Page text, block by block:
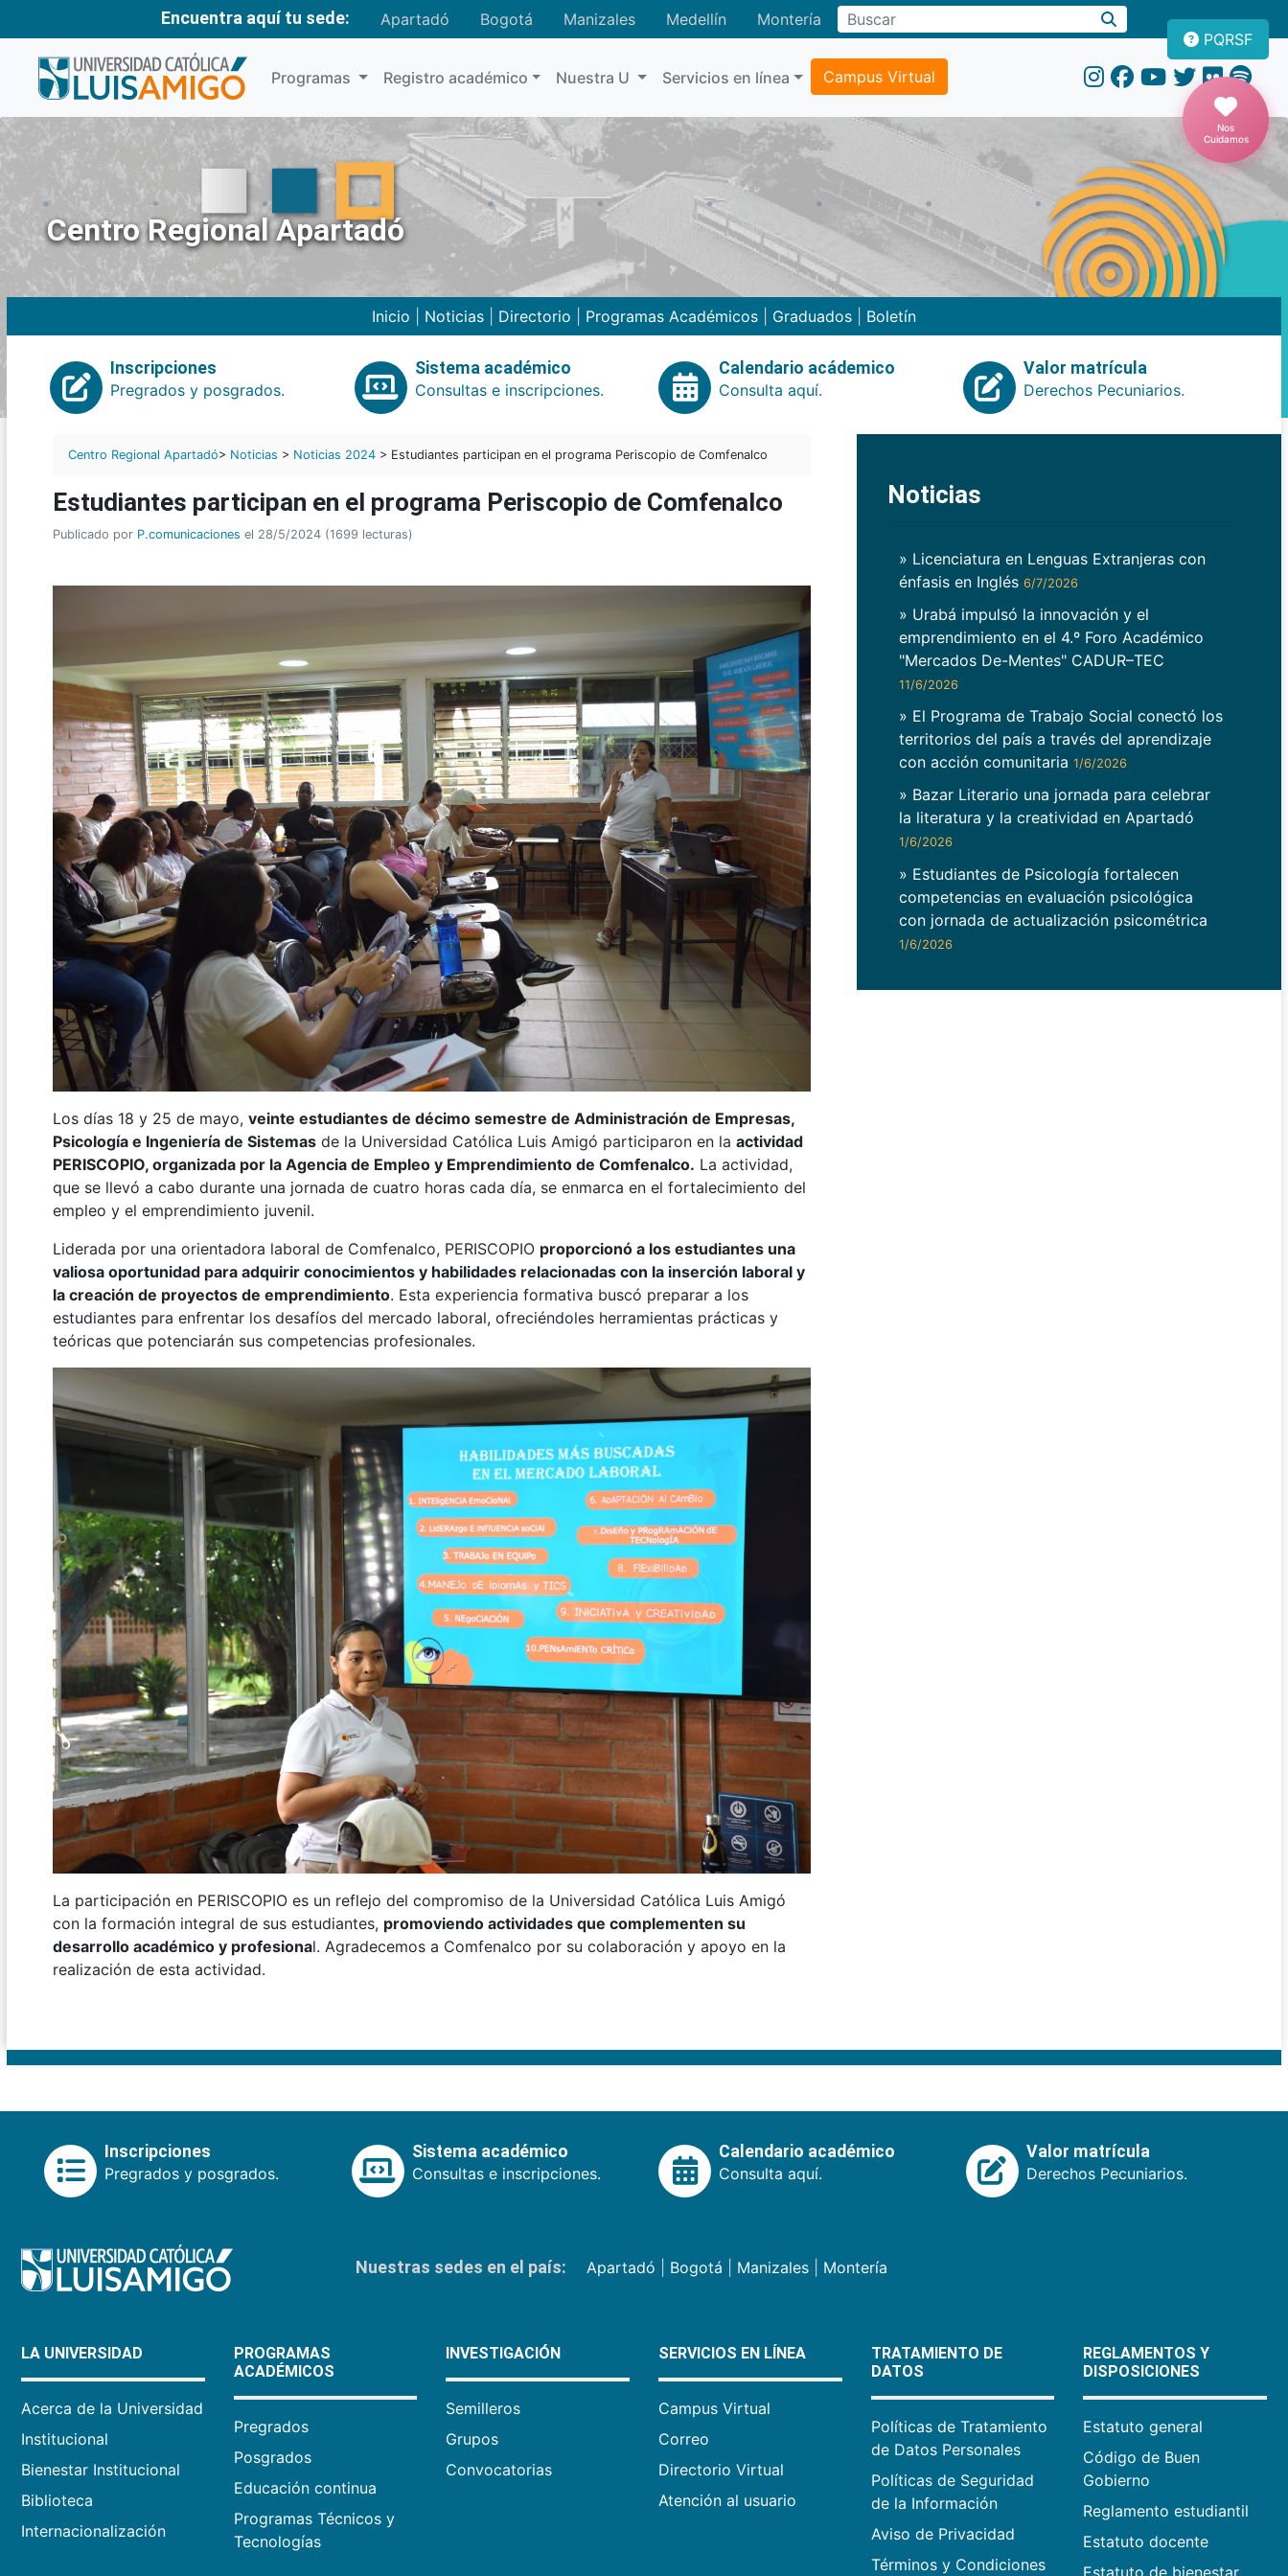
Encuentra aquí tu sede: Apartadó Bogotá Manizales Medellín Montería
Programas Registro académico Nuestra U Servicios en línea Campus Virtual
PQRSF
Nos
Cuidamos
Centro Regional Apartadó
Inicio Noticias Directorio Programas Académicos Graduados Boletín
Inscripciones
Pregrados y posgrados.
Sistema académico
Consultas e inscripciones.
Calendario acádemico
Consulta aquí.
Valor matrícula
Derechos Pecuniarios.
Centro Regional Apartadó> Noticias > Noticias 2024 > Estudiantes participan en el programa Periscopio de Comfenalco
Estudiantes participan en el programa Periscopio de Comfenalco
Publicado por P.comunicaciones el 28/5/2024 (1699 lecturas)
Los días 18 y 25 de mayo, veinte estudiantes de décimo semestre de Administración de Empresas,
Psicología e Ingeniería de Sistemas de la Universidad Católica Luis Amigó participaron en la actividad
PERISCOPIO, organizada por la Agencia de Empleo y Emprendimiento de Comfenalco. La actividad,
que se llevó a cabo durante una jornada de cuatro horas cada día, se enmarca en el fortalecimiento del
empleo y el emprendimiento juvenil.
Liderada por una orientadora laboral de Comfenalco, PERISCOPIO proporcionó a los estudiantes una
valiosa oportunidad para adquirir conocimientos y habilidades relacionadas con la inserción laboral y
la creación de proyectos de emprendimiento. Esta experiencia formativa buscó preparar a los
estudiantes para enfrentar los desafíos del mercado laboral, ofreciéndoles herramientas prácticas y
teóricas que potenciarán sus competencias profesionales.
La participación en PERISCOPIO es un reflejo del compromiso de la Universidad Católica Luis Amigó
con la formación integral de sus estudiantes, promoviendo actividades que complementen su
desarrollo académico y profesional. Agradecemos a Comfenalco por su colaboración y apoyo en la
realización de esta actividad.
Noticias
» Licenciatura en Lenguas Extranjeras con
énfasis en Inglés 6/7/2026
» Urabá impulsó la innovación y el
emprendimiento en el 4.º Foro Académico
"Mercados De-Mentes" CADUR–TEC
11/6/2026
» El Programa de Trabajo Social conectó los
territorios del país a través del aprendizaje
con acción comunitaria 1/6/2026
» Bazar Literario una jornada para celebrar
la literatura y la creatividad en Apartadó
1/6/2026
» Estudiantes de Psicología fortalecen
competencias en evaluación psicológica
con jornada de actualización psicométrica
1/6/2026
Inscripciones
Pregrados y posgrados.
Sistema académico
Consultas e inscripciones.
Calendario académico
Consulta aquí.
Valor matrícula
Derechos Pecuniarios.
Nuestras sedes en el país: Apartadó Bogotá Manizales| Montería
LA UNIVERSIDAD
Acerca de la Universidad
Institucional
Bienestar Institucional
Biblioteca
Internacionalización
PROGRAMAS
ACADÉMICOS
Pregrados
Posgrados
Educación continua
Programas Técnicos y
Tecnologías
INVESTIGACIÓN
Semilleros
Grupos
Convocatorias
SERVICIOS EN LÍNEA
Campus Virtual
Correo
Directorio Virtual
Atención al usuario
TRATAMIENTO DE
DATOS
Políticas de Tratamiento
de Datos Personales
Políticas de Seguridad
de la Información
Aviso de Privacidad
Términos y Condiciones
REGLAMENTOS Y
DISPOSICIONES
Estatuto general
Código de Buen
Gobierno
Reglamento estudiantil
Estatuto docente
Estatuto de bienestar